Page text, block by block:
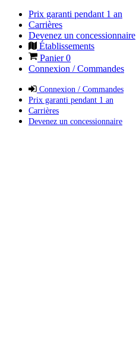
Prix garanti pendant 1 an
Carrières
Devenez un concessionnaire
Établissements
Panier0
Connexion / Commandes
Connexion / Commandes
Prix garanti pendant 1 an
Carrières
Devenez un concessionnaire